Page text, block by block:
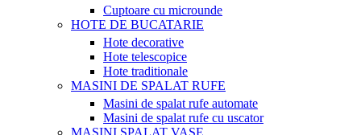
Cuptoare cu microunde
HOTE DE BUCATARIE
Hote decorative
Hote telescopice
Hote traditionale
MASINI DE SPALAT RUFE
Masini de spalat rufe automate
Masini de spalat rufe cu uscator
MASINI SPALAT VASE